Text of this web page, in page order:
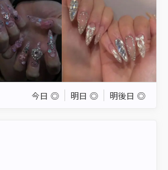
今日 ◎ 明日 ◎ 明後日 ◎